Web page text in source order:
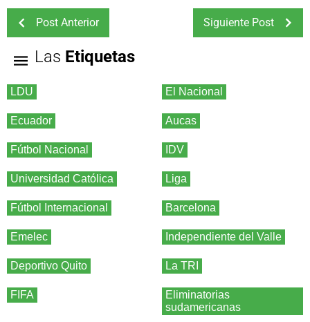
Post Anterior Siguiente Post
Las Etiquetas
LDU El Nacional
Ecuador Aucas
Fútbol Nacional IDV
Universidad Católica Liga
Fútbol Internacional Barcelona
Emelec Independiente del Valle
Deportivo Quito La TRI
FIFA
Eliminatorias
sudamericanas